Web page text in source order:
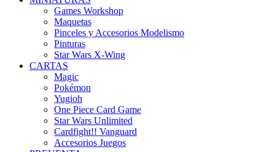
Games Workshop
Maquetas
Pinceles y Accesorios Modelismo
Pinturas
Star Wars X-Wing
CARTAS
Magic
Pokémon
Yugioh
One Piece Card Game
Star Wars Unlimited
Cardfight!! Vanguard
Accesorios Juegos